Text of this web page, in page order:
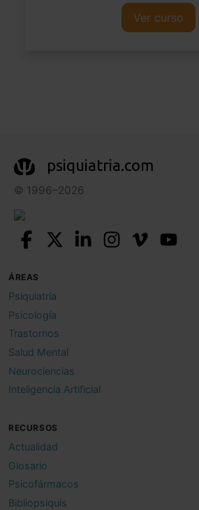
Ver curso
psiquiatria.com
© 1996–2026
ÁREAS
Psiquiatría
Psicología
Trastornos
Salud Mental
Neurociencias
Inteligencia Artificial
RECURSOS
Actualidad
Glosario
Psicofármacos
Bibliopsiquis